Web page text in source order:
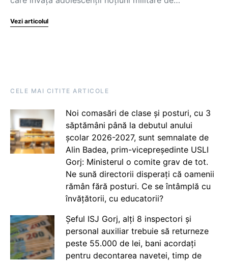
Vezi articolul
CELE MAI CITITE ARTICOLE
Noi comasări de clase și posturi, cu 3
săptămâni până la debutul anului
școlar 2026-2027, sunt semnalate de
Alin Badea, prim-vicepreședinte USLI
Gorj: Ministerul o comite grav de tot.
Ne sună directorii disperați că oamenii
rămân fără posturi. Ce se întâmplă cu
învățătorii, cu educatorii?
Șeful ISJ Gorj, alți 8 inspectori și
personal auxiliar trebuie să returneze
peste 55.000 de lei, bani acordați
pentru decontarea navetei, timp de